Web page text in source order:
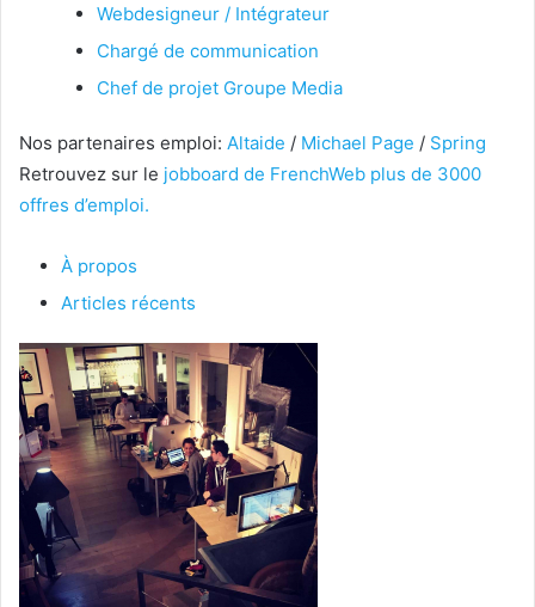
Webdesigneur / Intégrateur
Chargé de communication
Chef de projet Groupe Media
Nos partenaires emploi: Altaide / Michael Page / Spring
Retrouvez sur le jobboard de FrenchWeb plus de 3000
offres d’emploi.
À propos
Articles récents